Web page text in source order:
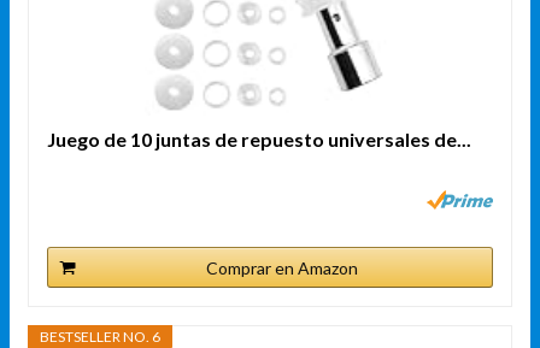
Juego de 10 juntas de repuesto universales de...
Comprar en Amazon
BESTSELLER NO. 6